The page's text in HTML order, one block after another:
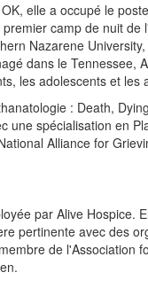
elle a occupé le
camp de nuit
Nazarene
dans le Tennessee,
les adolescents et
: Death,
une spécialisation en
Alliance for
par Alive Hospice.
pertinente avec des
de l'Association